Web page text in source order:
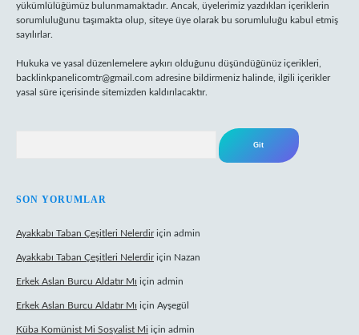
yükümlülüğümüz bulunmamaktadır. Ancak, üyelerimiz yazdıkları içeriklerin
sorumluluğunu taşımakta olup, siteye üye olarak bu sorumluluğu kabul etmiş
sayılırlar.
Hukuka ve yasal düzenlemelere aykırı olduğunu düşündüğünüz içerikleri,
backlinkpanelicomtr@gmail.com adresine bildirmeniz halinde, ilgili içerikler
yasal süre içerisinde sitemizden kaldırılacaktır.
SON YORUMLAR
Ayakkabı Taban Çeşitleri Nelerdiriçin admin
Ayakkabı Taban Çeşitleri Nelerdiriçin Nazan
Erkek Aslan Burcu Aldatır Mı için admin
Erkek Aslan Burcu Aldatır Mı için Ayşegül
Küba Komünist Mi Sosyalist Mi için admin